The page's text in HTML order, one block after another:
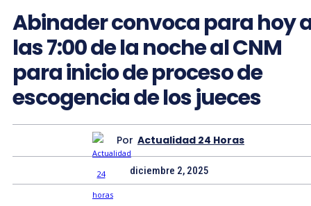
Abinader convoca para hoy
las 7:00 de la noche al CNM
para inicio de proceso de
escogencia de los jueces
Por Actualidad 24 Horas
diciembre 2, 2025